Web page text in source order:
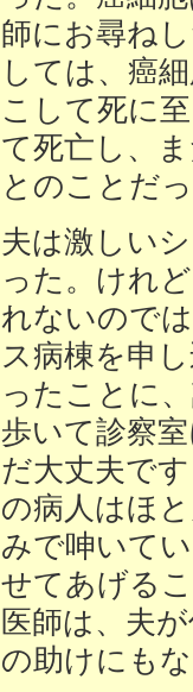
師にお尋ね
しては、癌
こして死に
て死亡し、
とのことだ
夫は激しい
った。けれ
れないので
ス病棟を申
ったことに
歩いて診察
だ大丈夫で
の病人はほ
みで呻いて
せてあげる
医師は、夫
の助けにも